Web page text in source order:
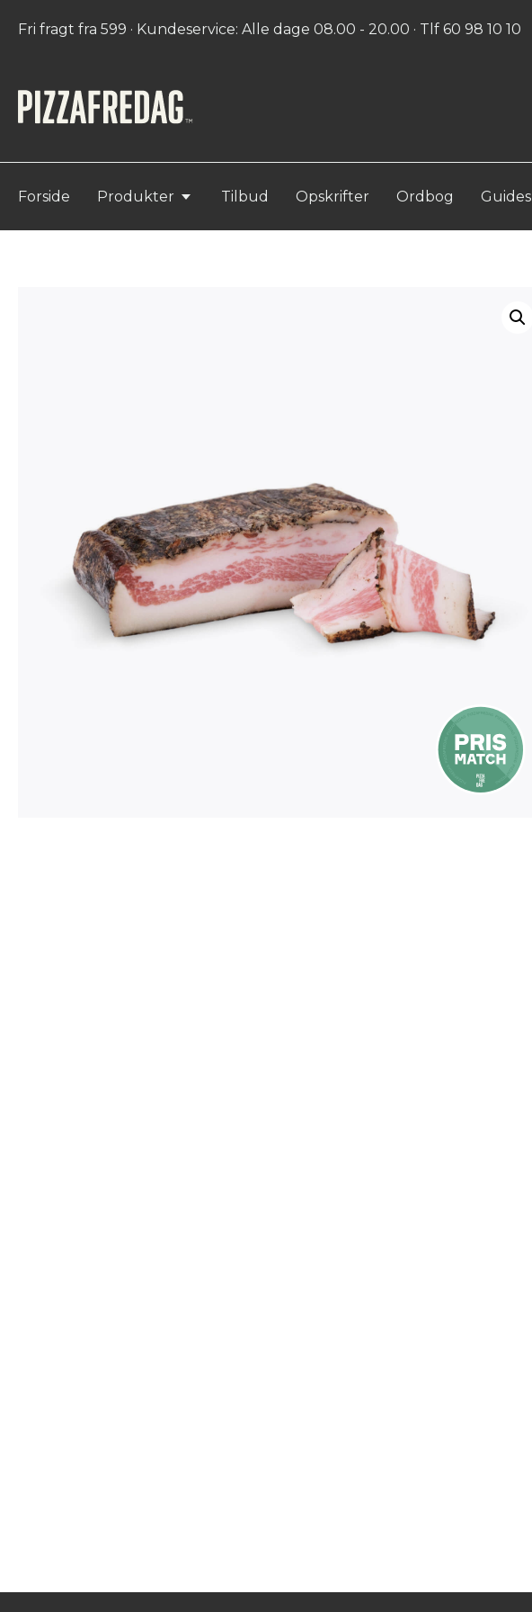
Fri fragt fra 599 · Kundeservice: Alle dage 08.00 - 20.00 · Tlf 60 98 10 10
Forside Produkter Tilbud Opskrifter Ordbog Guides